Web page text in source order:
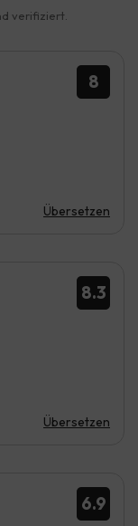
verifiziert.
8
Übersetzen
8.3
Übersetzen
6.9